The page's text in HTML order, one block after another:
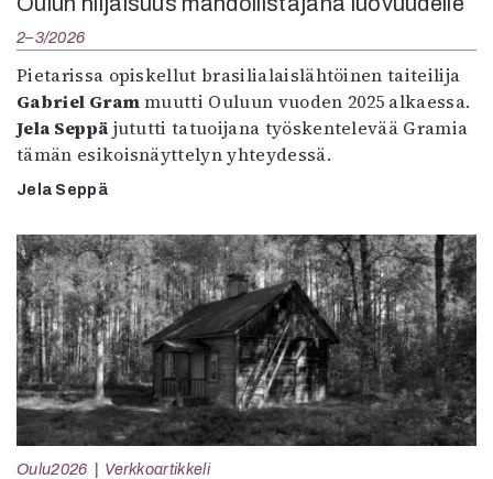
2–3/2026
Pietarissa opiskellut brasilialaislähtöinen taiteilija
Gabriel Grammuutti Ouluun vuoden 2025 alkaessa.
Jela Seppä jututti tatuoijana työskentelevää Gramia
tämän esikoisnäyttelyn yhteydessä.
Jela Seppä
Oulu2026 Verkkoartikkeli